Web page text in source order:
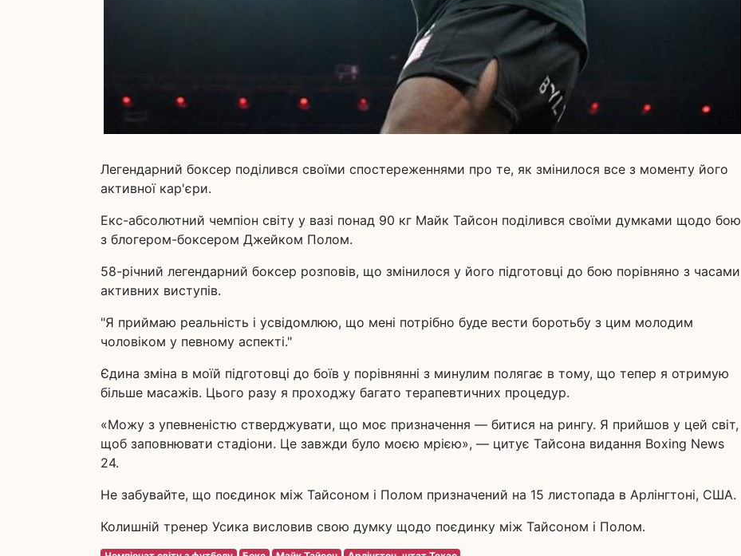
Легендарний боксер поділився своїми спостереженнями про те, як змінилося все з моменту його
активної кар'єри.
Екс-абсолютний чемпіон світу у вазі понад 90 кг Майк Тайсон поділився своїми думками щодо бою
з блогером-боксером Джейком Полом.
58-річний легендарний боксер розповів, що змінилося у його підготовці до бою порівняно з часами
активних виступів.
"Я приймаю реальність і усвідомлюю, що мені потрібно буде вести боротьбу з цим молодим
чоловіком у певному аспекті."
Єдина зміна в моїй підготовці до боїв у порівнянні з минулим полягає в тому, що тепер я отримую
більше масажів. Цього разу я проходжу багато терапевтичних процедур.
«Можу з упевненістю стверджувати, що моє призначення — битися на рингу. Я прийшов у цей світ,
щоб заповнювати стадіони. Це завжди було моєю мрією», — цитує Тайсона видання Boxing News
24.
Не забувайте, що поєдинок між Тайсоном і Полом призначений на 15 листопада в Арлінгтоні, США.
Колишній тренер Усика висловив свою думку щодо поєдинку між Тайсоном і Полом.